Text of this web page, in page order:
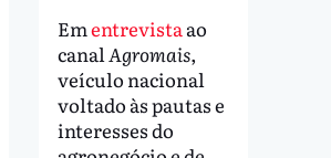
Ementrevistaao
canalAgromais,
veículo nacional
voltado às pautas e
interesses do